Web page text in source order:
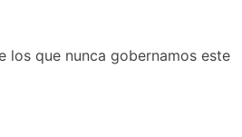
los que nunca gobernamos este